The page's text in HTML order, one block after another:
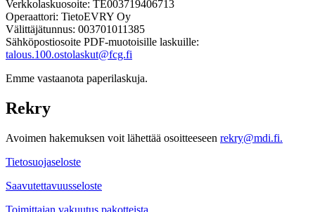
Verkkolaskuosoite: TE003719406713
Operaattori: TietoEVRY Oy
Välittäjätunnus: 003701011385
Sähköpostiosoite PDF-muotoisille laskuille:
talous.100.ostolaskut@fcg.fi
Emme vastaanota paperilaskuja.
Rekry
Avoimen hakemuksen voit lähettää osoitteeseen rekry@mdi.fi.
Tietosuojaseloste
Saavutettavuusseloste
Toimittajan vakuutus pakotteista